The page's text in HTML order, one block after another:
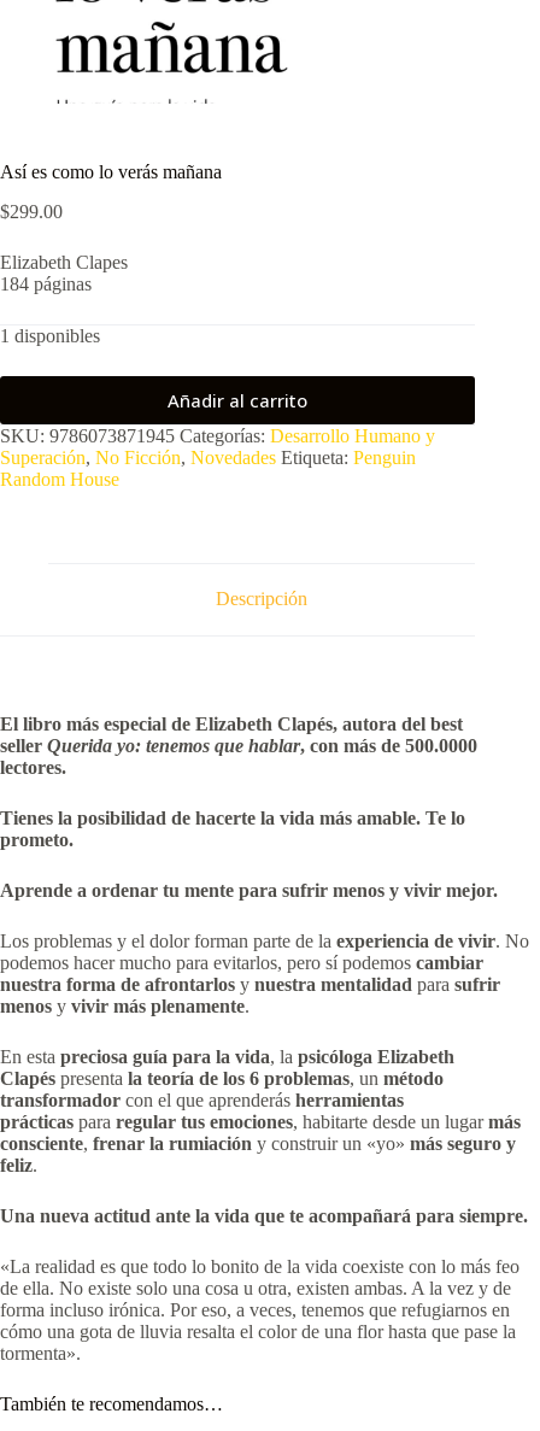
Así es como lo verás mañana
$299.00
Elizabeth Clapes
184 páginas
1 disponibles
Añadir al carrito
SKU: 9786073871945 Categorías: Desarrollo Humano y
Superación, No Ficción, Novedades Etiqueta: Penguin
Random House
Descripción
El libro más especial de Elizabeth Clapés, autora del best
seller Querida yo: tenemos que hablar, con más de 500.0000
lectores.
Tienes la posibilidad de hacerte la vida más amable. Te lo
prometo.
Aprende a ordenar tu mente para sufrir menos y vivir mejor.
Los problemas y el dolor forman parte de la experiencia de vivir. No
podemos hacer mucho para evitarlos, pero sí podemos cambiar
nuestra forma de afrontarlos y nuestra mentalidad para sufrir
menos y vivir más plenamente.
En esta preciosa guía para la vida, la psicóloga Elizabeth
Clapés presenta la teoría de los 6 problemas, un método
transformador con el que aprenderás herramientas
prácticas para regular tus emociones, habitarte desde un lugarmás
consciente, frenar la rumiación y construir un «yo» más seguro y
feliz.
Una nueva actitud ante la vida que te acompañará para siempre.
«La realidad es que todo lo bonito de la vida coexiste con lo más feo
de ella. No existe solo una cosa u otra, existen ambas. A la vez y de
forma incluso irónica. Por eso, a veces, tenemos que refugiarnos en
cómo una gota de lluvia resalta el color de una flor hasta que pase la
tormenta».
También te recomendamos…